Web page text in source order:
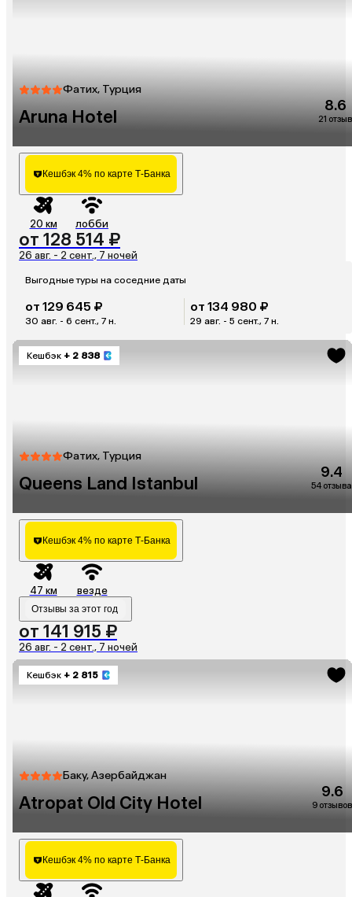
Фатих, Турция
Aruna Hotel
8.6
21 отзыв
Кешбэк 4% по карте Т-Банка
20 км лобби
от 128 514 ₽
26 авг. - 2 сент., 7 ночей
Выгодные туры на соседние даты
от 129 645 ₽
30 авг. - 6 сент., 7 н.
от 134 980 ₽
29 авг. - 5 сент., 7 н.
Кешбэк + 2 838
Фатих, Турция
Queens Land Istanbul
9.4
54 отзыва
Кешбэк 4% по карте Т-Банка
47 км везде
Отзывы за этот год
от 141 915 ₽
26 авг. - 2 сент., 7 ночей
Кешбэк + 2 815
Баку, Азербайджан
Atropat Old City Hotel
9.6
9 отзывов
Кешбэк 4% по карте Т-Банка